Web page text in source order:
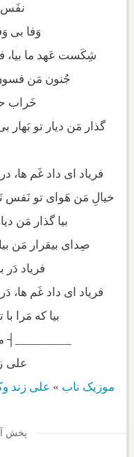
نفَس
وَفا بی
شِکَست عَهد ما بیا،
جُنون مَن
خَراب
گذار مَن دیار تو بَهار
فریاد ای داد غَم ها،
خیالِ مَن هَوای تو نَفس
بیا گذار مَن
صِدای بیقرار مَن
فریاد دَر
فریاد ای داد غَم ها،
بیا که مَرا
_________┤
علی
موزیک ناب » علی زند
پخش